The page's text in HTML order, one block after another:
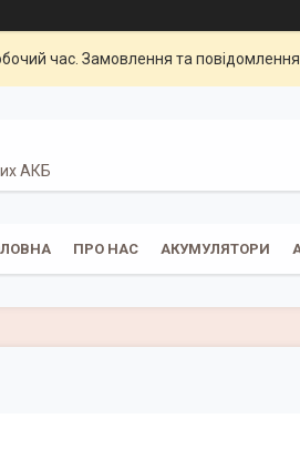
час. Замовлення та
АКБ
ПРО НАС АКУМУЛЯТОРИ